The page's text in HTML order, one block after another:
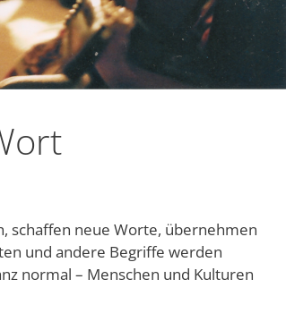
schaffen neue Worte, übernehmen
und andere Begriffe werden
normal – Menschen und Kulturen